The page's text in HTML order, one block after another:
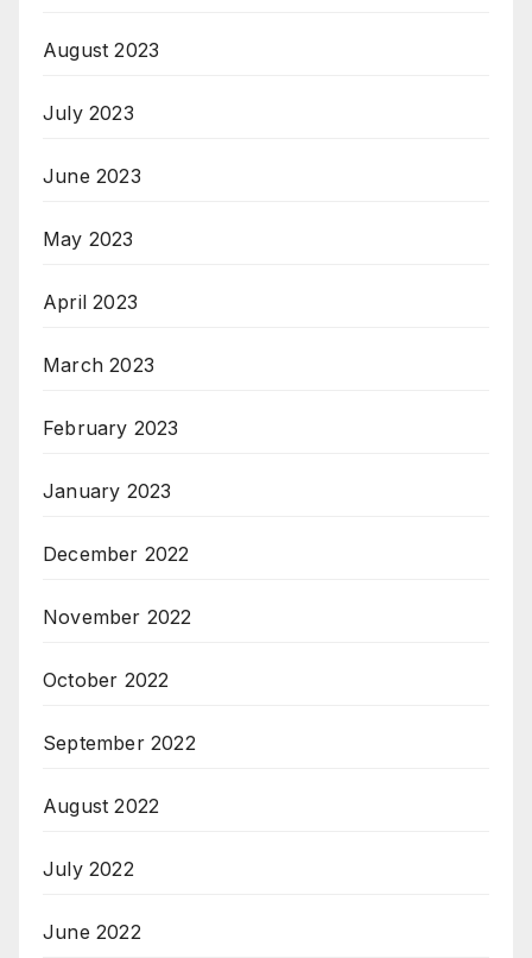
August 2023
July 2023
June 2023
May 2023
April 2023
March 2023
February 2023
January 2023
December 2022
November 2022
October 2022
September 2022
August 2022
July 2022
June 2022